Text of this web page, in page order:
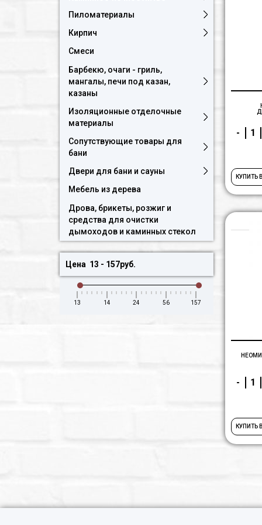
Пиломатериалы
Кирпич
Смеси
Барбекю, очаги - гриль,
мангалы, печи под казан,
казаны
Изоляционные отделочные
материалы
Сопутствующие товары для
бани
Двери для бани и сауны
Мебель из дерева
Дрова, брикеты, розжиг и
средства для очистки
дымоходов и каминных стекол
Цена 13 - 157руб.
13 14 24 56 157
-
КУПИТЬ
-
КУПИТЬ